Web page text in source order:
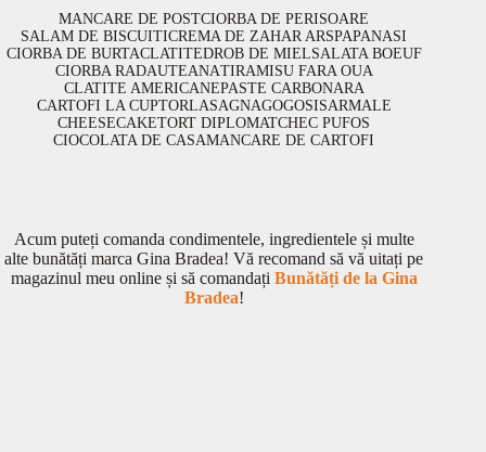
MANCARE DE POSTCIORBA DE PERISOARE
SALAM DE BISCUITICREMA DE ZAHAR ARSPAPANASI
CIORBA DE BURTACLATITEDROB DE MIELSALATA BOEUF
CIORBA RADAUTEANATIRAMISU FARA OUA
CLATITE AMERICANEPASTE CARBONARA
CARTOFI LA CUPTORLASAGNAGOGOSISARMALE
CHEESECAKETORT DIPLOMATCHEC PUFOS
CIOCOLATA DE CASAMANCARE DE CARTOFI
Acum puteți comanda condimentele, ingredientele și multe
alte bunătăți marca Gina Bradea! Vă recomand să vă uitați pe
magazinul meu online și să comandați Bunătăți de la Gina
Bradea!